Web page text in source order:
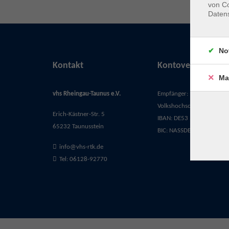
Kontakt
vhs Rheingau-Taunus e.V.
Erich-Kästner-Str. 5
65232 Taunusstein
info@vhs-rtk.de
Tel: 06128-92770
Kontoverbindung
Empfänger:
Volkshochschule Rheingau-
IBAN: DE53 5105 0015
BIC: NASSDE55XXX
von